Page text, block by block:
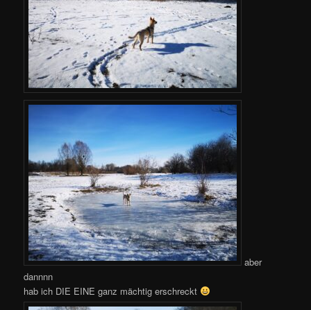
aber
dannnn
hab ich DIE EINE ganz mächtig erschreckt